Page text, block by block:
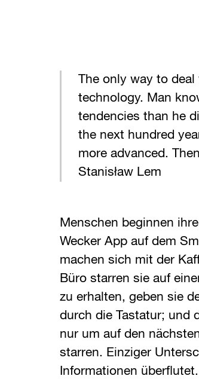
The only way to
technology. Man
tendencies than he
the next hundred
more advanced.
Stanisław Lem
Menschen beginnen
Wecker App auf dem
machen sich mit der
Büro starren sie auf
zu erhalten, geben sie
durch die Tastatur; und
nur um auf den
starren. Einziger
Informationen